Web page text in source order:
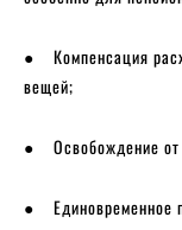
● Компенсация
вещей;
● Освобождение от
● Единовременное